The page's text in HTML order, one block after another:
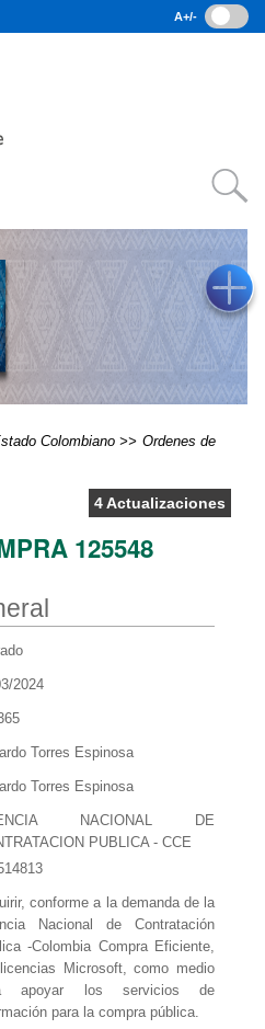
A+/-
Colombiano
Ordenes de
4 Actualizaciones
125548
2024
Torres Espinosa
Torres Espinosa
NACIONAL DE
PUBLICA - CCE
conforme a la demanda de la
Nacional de Contratación
-Colombia Compra Eficiente,
Microsoft, como medio
apoyar los servicios de
para la compra pública.